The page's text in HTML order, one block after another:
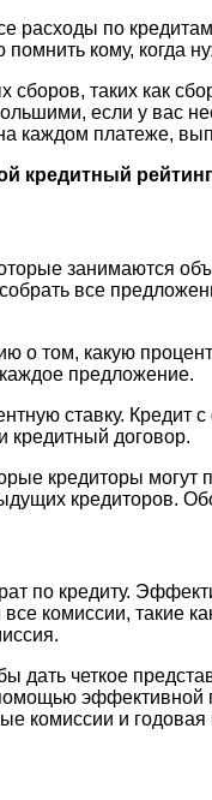
расходы по
кому, когда
таких как
если у вас
платеже,
кредитный
занимаются
все
том, какую
предложение.
ставку. Кредит с
договор.
кредиторы
кредиторов.
по кредиту.
комиссии, такие
четкое
комиссии и годовая